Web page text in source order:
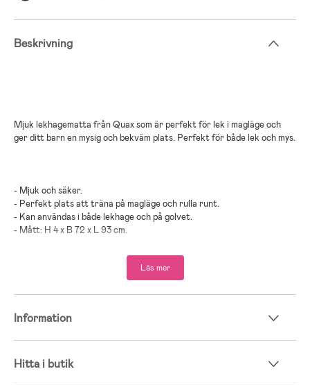
Beskrivning
Mjuk lekhagematta från Quax som är perfekt för lek i magläge och
ger ditt barn en mysig och bekväm plats. Perfekt för både lek och mys.
- Mjuk och säker.
- Perfekt plats att träna på magläge och rulla runt.
- Kan användas i både lekhage och på golvet.
- Mått: H 4 x B 72 x L 93 cm.
- Rekommenderad ålder: Från nyfödd.
Läs mer
Information
Hitta i butik